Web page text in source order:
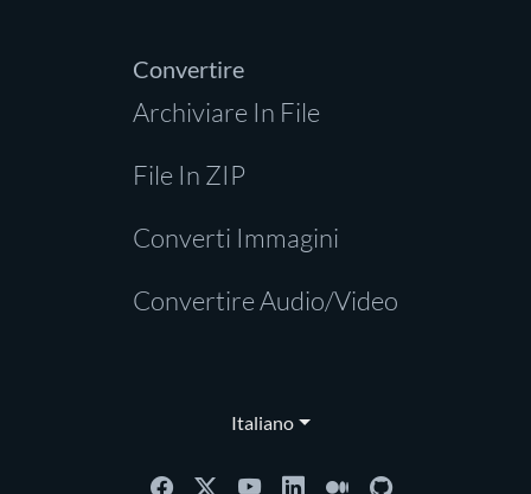
Convertire
Archiviare In File
File In ZIP
Converti Immagini
Convertire Audio/Video
Italiano